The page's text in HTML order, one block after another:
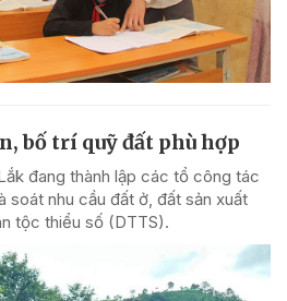
bố trí quỹ đất phù hợp
đang thành lập các tổ công tác
soát nhu cầu đất ở, đất sản xuất
tộc thiểu số (DTTS).